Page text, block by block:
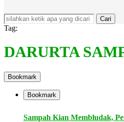
Cari
Tag:
DARURTA
Bookmark
Bookmark
Sampah Kian Membludak,